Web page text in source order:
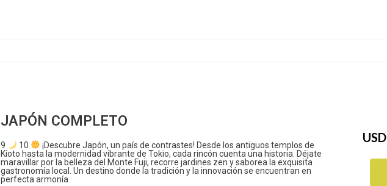
JAPÓN COMPLETO
9 10
¡Descubre Japón, un país de contrastes! Desde los antiguos templos de
Kioto hasta la modernidad vibrante de Tokio, cada rincón cuenta una historia. Déjate
maravillar por la belleza del Monte Fuji, recorre jardines zen y saborea la exquisita
gastronomía local. Un destino donde la tradición y la innovación se encuentran en
perfecta armonía
USD